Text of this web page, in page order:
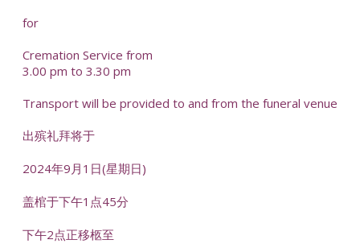
for
Cremation Service from
3.00 pm to 3.30 pm
Transport will be provided to and from the funeral venue
出殡礼拜将于
2024年9月1日(星期日)
盖棺于下午1点45分
下午2点正移柩至